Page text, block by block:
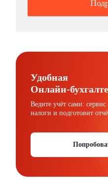
Удобная
Онлайн-
Ведите учёт сами:
налоги и подготовит